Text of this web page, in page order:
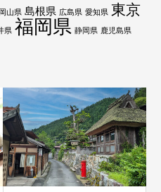
岡山県 島根県 広島県 愛知県 東京
県 福岡県 静岡県 鹿児島県